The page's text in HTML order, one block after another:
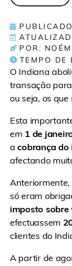
POR:
TEMPO DE
O Indiana
transação
ou seja, os
Esta
em 1 de
acobrança do
afectando
só eram
imposto sobre
efectuassem
clientes do
A partir de